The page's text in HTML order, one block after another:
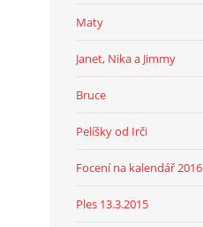
Maty
Janet, Nika a Jimmy
Bruce
Pelíšky od Irči
Focení na kalendář 2016
Ples 13.3.2015